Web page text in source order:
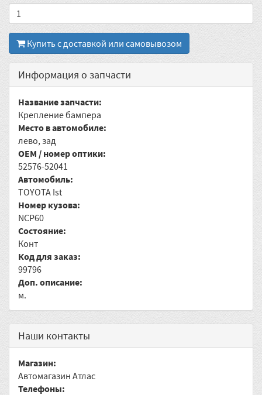
Купить с доставкой или самовывозом
Информация о запчасти
Название запчасти:
Крепление бампера
Место в автомобиле:
лево, зад
OEM / номер оптики:
52576-52041
Автомобиль:
TOYOTA Ist
Номер кузова:
NCP60
Состояние:
Конт
Код для заказ:
99796
Доп. описание:
м.
Наши контакты
Магазин:
Автомагазин Атлас
Телефоны: